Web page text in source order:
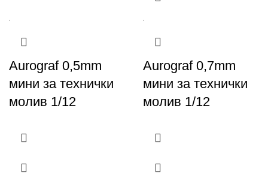
Aurograf 0,5mm
мини за технички
молив 1/12
Aurograf 0,7mm
мини за технички
молив 1/12